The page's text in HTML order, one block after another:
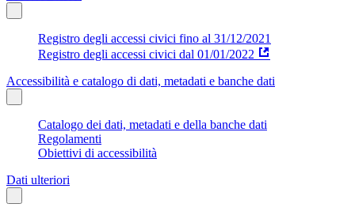
Registro degli accessi civici fino al 31/12/2021
Registro degli accessi civici dal 01/01/2022
Accessibilità e catalogo di dati, metadati e banche dati
Catalogo dei dati, metadati e della banche dati
Regolamenti
Obiettivi di accessibilità
Dati ulteriori